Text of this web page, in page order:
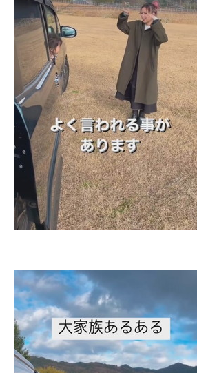
企業向けIT製品の総合サイト
IT製品の技術・比較・事例
製造業のIT導入・活用を支援
モノづくり技術者専門サイト
エレクトロニクス専門サイト
電子設計の基本と応用
エネルギーの専門メディア
建設×テクノロジーの最前線